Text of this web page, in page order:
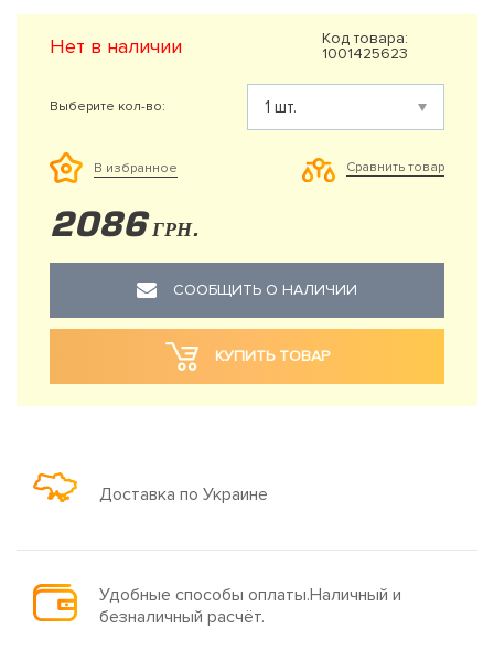
Нет в наличии
Код товара:
1001425623
Выберите кол-во:
В избранное Сравнить товар
2086 ГРН.
СООБЩИТЬ О НАЛИЧИИ
КУПИТЬ ТОВАР
Доставка по Украине
Удобные способы оплаты.Наличный и
безналичный расчёт.